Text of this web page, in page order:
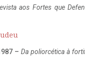
aos Fortes que
– Da poliorcética à